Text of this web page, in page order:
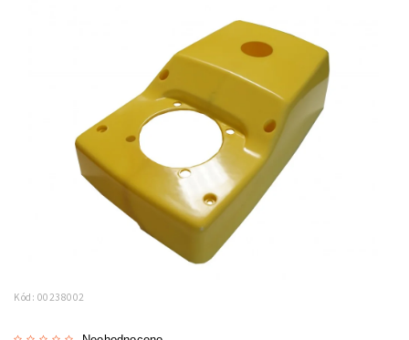
Kód: 00238002